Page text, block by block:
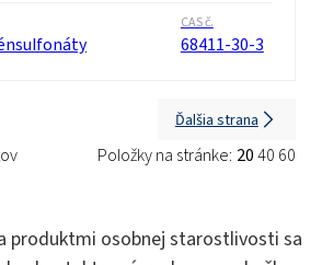
CAS č.
68411-30-3
Položky na stránke: 2040 60
Ďalšia strana
produktmi osobnej starostlivosti sa